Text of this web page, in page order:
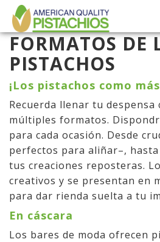
Pasar
contenido
principal
FORMATOS DE
PISTACHOS
¡Los pistachos como
Recuerda llenar tu despensa
múltiples formatos.
para cada ocasión. Desde
perfectos para aliñar–,
tus creaciones reposteras.
creativos y se presentan en
para dar rienda suelta a tu
En cáscara
Los bares de moda ofrecen